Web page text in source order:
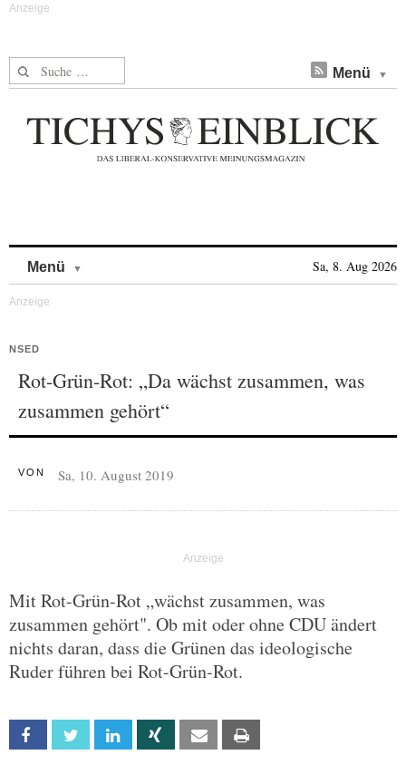
Suche nach: Menü
Menü Sa, 8. Aug 2026
NSED
Rot-Grün-Rot: „Da wächst zusammen, was
zusammen gehört“
VON Sa, 10. August 2019
Mit Rot-Grün-Rot „wächst zusammen, was
zusammen gehört". Ob mit oder ohne CDU ändert
nichts daran, dass die Grünen das ideologische
Ruder führen bei Rot-Grün-Rot.
Facebook Twitter Linkedin Xing Email